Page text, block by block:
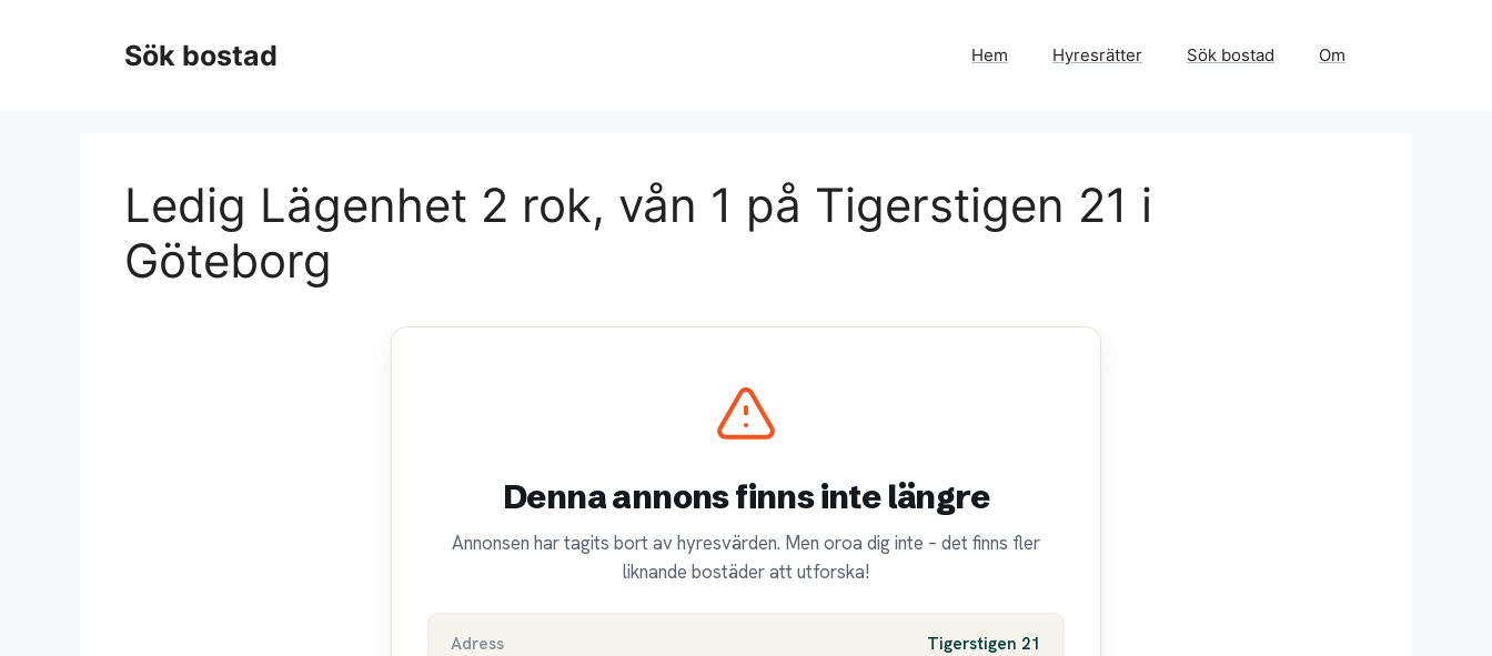
Sök bostad Hem Hyresrätter Sök bostad Om
Ledig Lägenhet 2 rok, vån 1 på Tigerstigen 21 i
Göteborg
Denna annons finns inte längre
Annonsen har tagits bort av hyresvärden. Men oroa dig inte – det finns fler
liknande bostäder att utforska!
Adress
Tigerstigen 21